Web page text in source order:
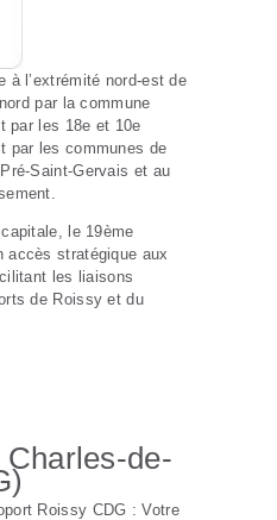
à l’extrémité nord-est de
par la commune
par les 18e et 10e
par les communes de
Saint-Gervais et au
le 19ème
accès stratégique aux
les liaisons
de Roissy et du
de-
Roissy CDG : Votre